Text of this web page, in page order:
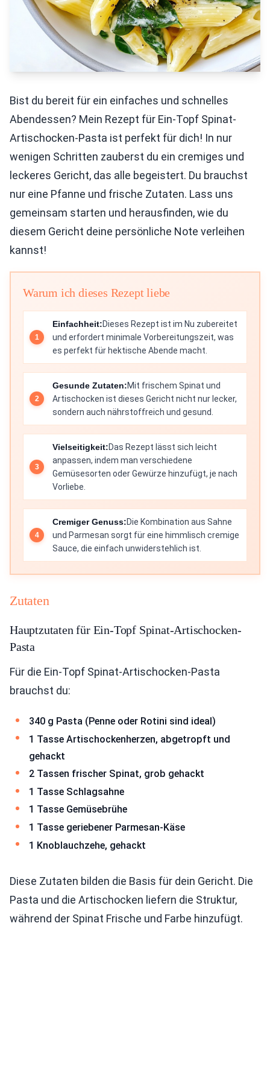
Bist du bereit für ein einfaches und schnelles
Abendessen? Mein Rezept für Ein-Topf Spinat-
Artischocken-Pasta ist perfekt für dich! In nur
wenigen Schritten zauberst du ein cremiges und
leckeres Gericht, das alle begeistert. Du brauchst
nur eine Pfanne und frische Zutaten. Lass uns
gemeinsam starten und herausfinden, wie du
diesem Gericht deine persönliche Note verleihen
kannst!
Warum ich dieses Rezept liebe
Einfachheit:Dieses Rezept ist im Nu zubereitet
und erfordert minimale Vorbereitungszeit, was
es perfekt für hektische Abende macht.
Gesunde Zutaten:Mit frischem Spinat und
Artischocken ist dieses Gericht nicht nur lecker,
sondern auch nährstoffreich und gesund.
Vielseitigkeit:Das Rezept lässt sich leicht
anpassen, indem man verschiedene
Gemüsesorten oder Gewürze hinzufügt, je nach
Vorliebe.
Cremiger Genuss:Die Kombination aus Sahne
und Parmesan sorgt für eine himmlisch cremige
Sauce, die einfach unwiderstehlich ist.
Zutaten
Hauptzutaten für Ein-Topf Spinat-Artischocken-
Pasta
Für die Ein-Topf Spinat-Artischocken-Pasta
brauchst du:
340 g Pasta (Penne oder Rotini sind ideal)
1 Tasse Artischockenherzen, abgetropft und
gehackt
2 Tassen frischer Spinat, grob gehackt
1 Tasse Schlagsahne
1 Tasse Gemüsebrühe
1 Tasse geriebener Parmesan-Käse
1 Knoblauchzehe, gehackt
Diese Zutaten bilden die Basis für dein Gericht. Die
Pasta und die Artischocken liefern die Struktur,
während der Spinat Frische und Farbe hinzufügt.